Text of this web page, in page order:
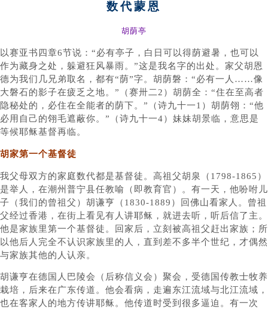
数代蒙恩
胡荫亭
以赛亚书四章6节说：“必有亭子，白日可以得荫避暑，也可以
作为藏身之处，躲避狂风暴雨。”这是我名字的出处。家父胡恩
德为我们几兄弟取名，都有“荫”字。胡荫磐：“必有一人……像
大磐石的影子在疲乏之地。”（赛卅二2）胡荫全：“住在至高者
隐秘处的，必住在全能者的荫下。”（诗九十一1）胡荫翎：“他
必用自己的翎毛遮蔽你。”（诗九十一4）妹妹胡景临，意思是
等候耶稣基督再临。
胡家第一个基督徒
我父母双方的家庭数代都是基督徒。高祖父胡泉（1798-1865）
是举人，在潮州普宁县任教喻（即教育官）。有一天，他吩咐儿
子（我们的曾祖父）胡谦亨（1830-1889）回佛山看家人。曾祖
父经过香港，在街上看见有人讲耶稣，就进去听，听后信了主。
他是家族里第一个基督徒。回家后，立刻被高祖父赶出家族；所
以他后人完全不认识家族里的人，直到差不多半个世纪，才偶然
与家族其他的人认亲。
胡谦亨在德国人巴陵会（后称信义会）聚会，受德国传教士牧养
栽培，后来在广东传道。他会看病，走遍东江流域与北江流域，
也在客家人的地方传讲耶稣。他传道时受到很多逼迫。有一次